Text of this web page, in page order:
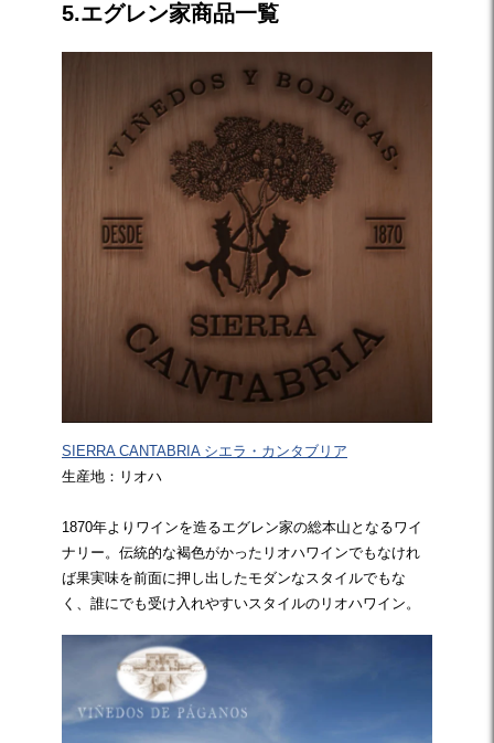
5.エグレン家商品一覧
SIERRA CANTABRIA シエラ・カンタブリア
生産地：リオハ
1870年よりワインを造るエグレン家の総本山となるワイ
ナリー。伝統的な褐色がかったリオハワインでもなけれ
ば果実味を前面に押し出したモダンなスタイルでもな
く、誰にでも受け入れやすいスタイルのリオハワイン。